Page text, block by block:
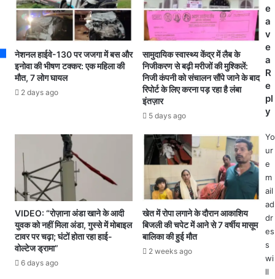
थि
सा
थ
मि
ज
पि
से
दौ
ड़
ही
नेशनल हाईवे-130 पर जजगा में बस और
इनोवा की भीषण टक्कर: एक महिला की
मौत, 7 लोग घायल
2 days ago
सामुदायिक स्वास्थ्य केंद्र में लैब के
निजीकरण से बढ़ी मरीजों की मुश्किलें:
निजी कंपनी को संचालन सौंपे जाने के बाद
रिपोर्ट के लिए करना पड़ रहा है लंबा
इंतज़ार
5 days ago
VIDEO: “रोज़ाना अंडा खाने के आदी
युवक को नहीं मिला अंडा, गुस्से में मोबाइल
टावर पर चढ़ा; घंटों होता रहा हाई-
वोल्टेज ड्रामा”
6 days ago
खेत में रोपा लगाने के दौरान आकाशिय
बिजली की चपेट में आने से 7 वर्षीय मासूम
बालिका की हुई मौत
2 weeks ago
e
a
v
e
a
R
e
pl
y
Yo
ur
e
m
ail
ad
dr
es
s
wi
ll